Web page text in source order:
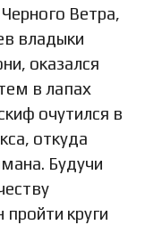
Ветра,
владыки
оказался
в лапах
очутился в
откуда
Будучи
пройти круги